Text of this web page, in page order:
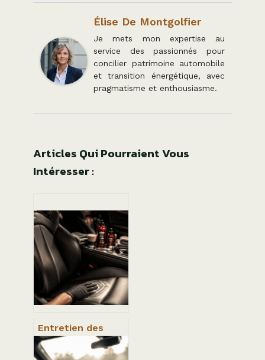
Élise De Montgolfier
Je mets mon expertise au
service des passionnés pour
concilier patrimoine automobile
et transition énergétique, avec
pragmatisme et enthousiasme.
Articles Qui Pourraient Vous
Intéresser :
Entretien des
sièges en cuir : 3
étapes pour